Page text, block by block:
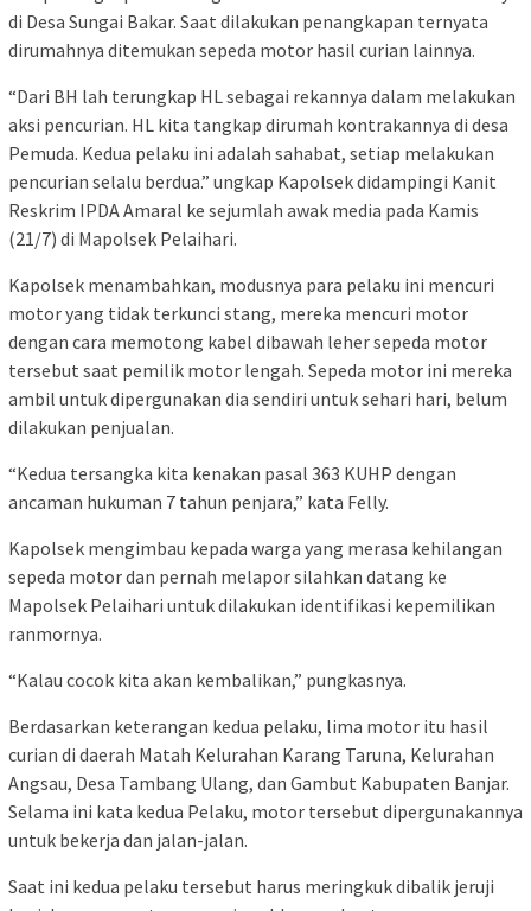
di Desa Sungai Bakar. Saat dilakukan penangkapan ternyata
dirumahnya ditemukan sepeda motor hasil curian lainnya.
“Dari BH lah terungkap HL sebagai rekannya dalam melakukan
aksi pencurian. HL kita tangkap dirumah kontrakannya di desa
Pemuda. Kedua pelaku ini adalah sahabat, setiap melakukan
pencurian selalu berdua.” ungkap Kapolsek didampingi Kanit
Reskrim IPDA Amaral ke sejumlah awak media pada Kamis
(21/7) di Mapolsek Pelaihari.
Kapolsek menambahkan, modusnya para pelaku ini mencuri
motor yang tidak terkunci stang, mereka mencuri motor
dengan cara memotong kabel dibawah leher sepeda motor
tersebut saat pemilik motor lengah. Sepeda motor ini mereka
ambil untuk dipergunakan dia sendiri untuk sehari hari, belum
dilakukan penjualan.
“Kedua tersangka kita kenakan pasal 363 KUHP dengan
ancaman hukuman 7 tahun penjara,” kata Felly.
Kapolsek mengimbau kepada warga yang merasa kehilangan
sepeda motor dan pernah melapor silahkan datang ke
Mapolsek Pelaihari untuk dilakukan identifikasi kepemilikan
ranmornya.
“Kalau cocok kita akan kembalikan,” pungkasnya.
Berdasarkan keterangan kedua pelaku, lima motor itu hasil
curian di daerah Matah Kelurahan Karang Taruna, Kelurahan
Angsau, Desa Tambang Ulang, dan Gambut Kabupaten Banjar.
Selama ini kata kedua Pelaku, motor tersebut dipergunakannya
untuk bekerja dan jalan-jalan.
Saat ini kedua pelaku tersebut harus meringkuk dibalik jeruji